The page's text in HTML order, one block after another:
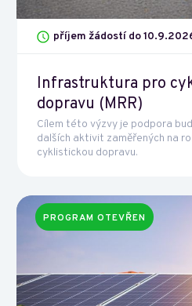
příjem žádostí do
Infrastruktura pro
dopravu (MRR)
Cílem této výzvy je podpora
dalších aktivit zaměřených na
cyklistickou dopravu.
PROGRAM OTEVŘEN